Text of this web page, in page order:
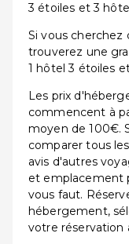
3 étoiles et 3
Si vous cherchez
trouverez une
1 hôtel 3 étoiles
Les prix
commencent à
moyen de 100€.
comparer tous
avis d'autres
et emplacement
vous faut.
hébergement,
votre réservation